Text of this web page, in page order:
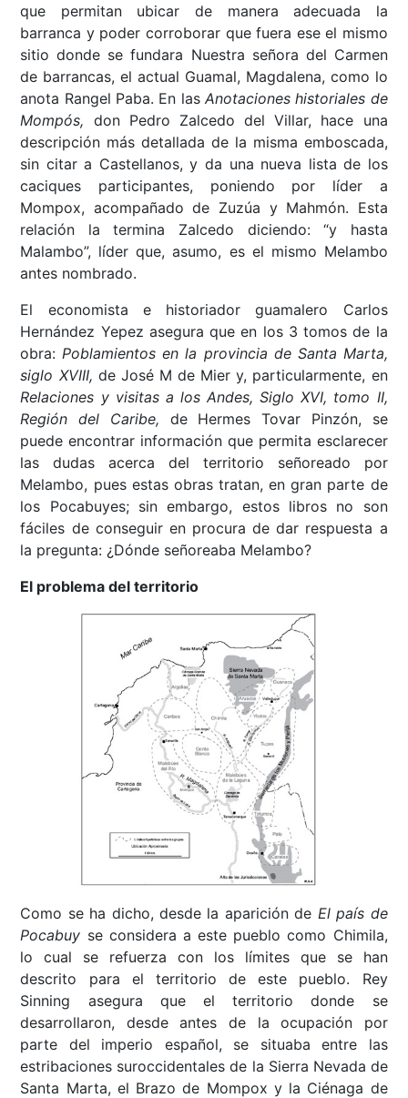
que permitan ubicar de manera adecuada la
barranca y poder corroborar que fuera ese el mismo
sitio donde se fundara Nuestra señora del Carmen
de barrancas, el actual Guamal, Magdalena, como lo
anota Rangel Paba. En las Anotaciones historiales de
Mompós, don Pedro Zalcedo del Villar, hace una
descripción más detallada de la misma emboscada,
sin citar a Castellanos, y da una nueva lista de los
caciques participantes, poniendo por líder a
Mompox, acompañado de Zuzúa y Mahmón. Esta
relación la termina Zalcedo diciendo: “y hasta
Malambo”, líder que, asumo, es el mismo Melambo
antes nombrado.
El economista e historiador guamalero Carlos
Hernández Yepez asegura que en los 3 tomos de la
obra: Poblamientos en la provincia de Santa Marta,
siglo XVIII, de José M de Mier y, particularmente, en
Relaciones y visitas a los Andes, Siglo XVI, tomo II,
Región del Caribe, de Hermes Tovar Pinzón, se
puede encontrar información que permita esclarecer
las dudas acerca del territorio señoreado por
Melambo, pues estas obras tratan, en gran parte de
los Pocabuyes; sin embargo, estos libros no son
fáciles de conseguir en procura de dar respuesta a
la pregunta: ¿Dónde señoreaba Melambo?
El problema del territorio
Como se ha dicho, desde la aparición de El país de
Pocabuy se considera a este pueblo como Chimila,
lo cual se refuerza con los límites que se han
descrito para el territorio de este pueblo. Rey
Sinning asegura que el territorio donde se
desarrollaron, desde antes de la ocupación por
parte del imperio español, se situaba entre las
estribaciones suroccidentales de la Sierra Nevada de
Santa Marta, el Brazo de Mompox y la Ciénaga de